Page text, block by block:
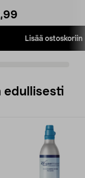
Lisää ostoskoriin
edullisesti